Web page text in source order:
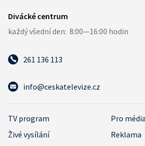
261 136 113
info@ceskatelevize.cz
TV program
Pro média
Živé vysílání
Reklama